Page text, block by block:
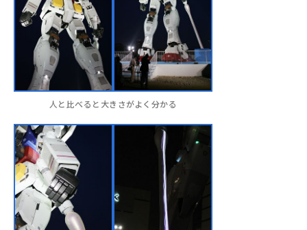
人と比べると大きさがよく分かる